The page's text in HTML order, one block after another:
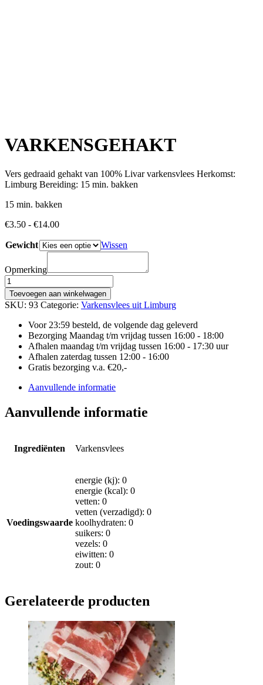
VARKENSGEHAKT
Vers gedraaid gehakt van 100% Livar varkensvlees Herkomst:
Limburg Bereiding: 15 min. bakken
15 min. bakken
€3.50 - €14.00Prijsklasse:
tot
€14.00
Gewicht Wissen
Opmerking
VARKENSGEHAKT
aantal
Toevoegen aan winkelwagen
SKU: 93 Categorie: Varkensvlees uit Limburg
Voor 23:59 besteld, de volgende dag geleverd
Bezorging Maandag t/m vrijdag tussen 16:00 - 18:00
Afhalen maandag t/m vrijdag tussen 16:00 - 17:30 uur
Afhalen zaterdag tussen 12:00 - 16:00
Gratis bezorging v.a. €20,-
Aanvullende informatie
Aanvullende informatie
Ingrediënten Varkensvlees
Voedingswaarde
energie (kj): 0
energie (kcal): 0
vetten: 0
vetten (verzadigd): 0
koolhydraten: 0
suikers: 0
vezels: 0
eiwitten: 0
zout: 0
Gerelateerde producten